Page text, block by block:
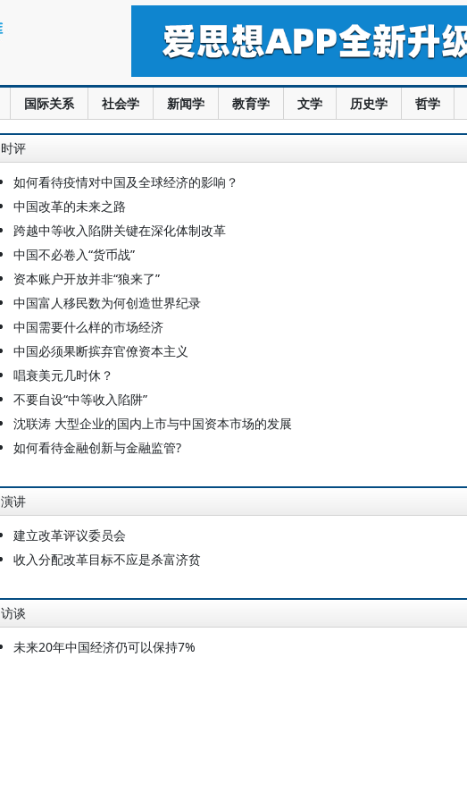
国际关系 社会学 新闻学 教育学 文学 历史学 哲学
时评
如何看待疫情对中国及全球经济的影响？
中国改革的未来之路
跨越中等收入陷阱关键在深化体制改革
中国不必卷入“货币战”
资本账户开放并非“狼来了”
中国富人移民数为何创造世界纪录
中国需要什么样的市场经济
中国必须果断摈弃官僚资本主义
唱衰美元几时休？
不要自设“中等收入陷阱”
沈联涛 大型企业的国内上市与中国资本市场的发展
如何看待金融创新与金融监管?
演讲
建立改革评议委员会
收入分配改革目标不应是杀富济贫
访谈
未来20年中国经济仍可以保持7%